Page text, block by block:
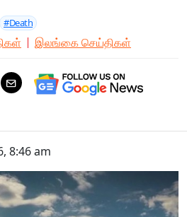
#Death
இலங்கை செய்திகள்
8:46 am